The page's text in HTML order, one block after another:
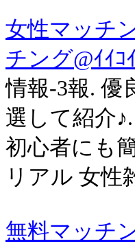
女性マッチ
チング@ｲｲｺｲ
情報-3報. 優
選して紹介
初心者にも
リアル 女性
無料マッチ